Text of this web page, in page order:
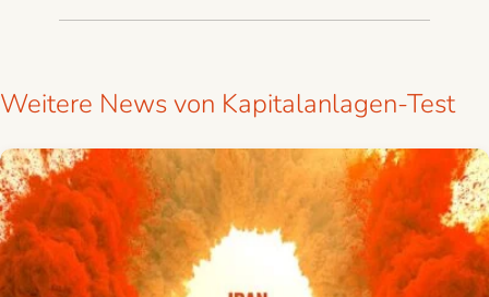
Weitere News von Kapitalanlagen-Test